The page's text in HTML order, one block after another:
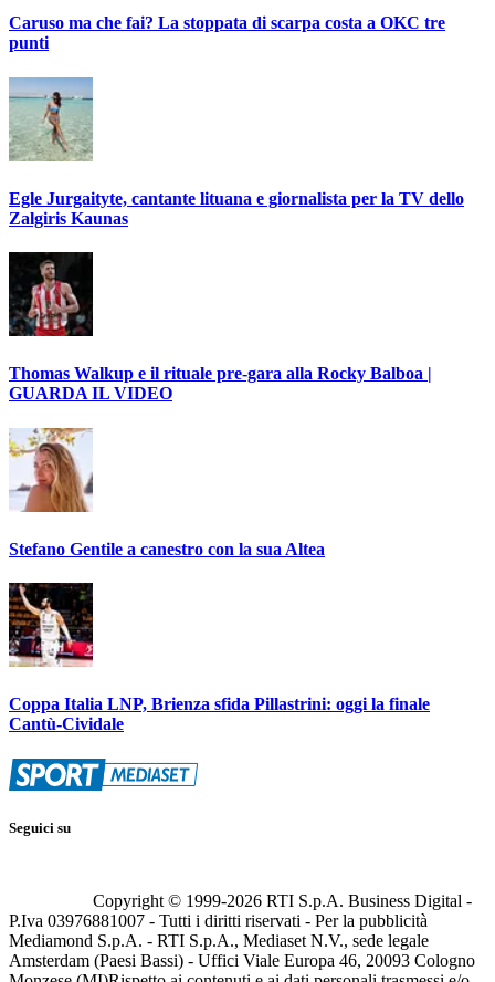
Caruso ma che fai? La stoppata di scarpa costa a OKC tre
punti
Egle Jurgaityte, cantante lituana e giornalista per la TV dello
Zalgiris Kaunas
Thomas Walkup e il rituale pre-gara alla Rocky Balboa |
GUARDA IL VIDEO
Stefano Gentile a canestro con la sua Altea
Coppa Italia LNP, Brienza sfida Pillastrini: oggi la finale
Cantù-Cividale
Seguici su
Copyright © 1999-2026 RTI S.p.A. Business Digital -
P.Iva 03976881007 - Tutti i diritti riservati - Per la pubblicità
Mediamond S.p.A. - RTI S.p.A., Mediaset N.V., sede legale
Amsterdam (Paesi Bassi) - Uffici Viale Europa 46, 20093 Cologno